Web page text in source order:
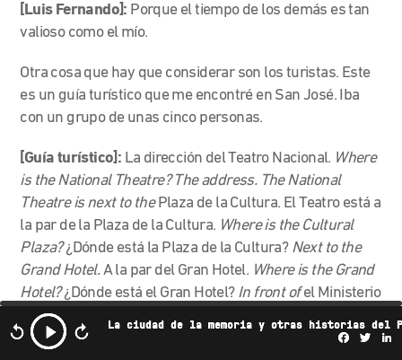
La ciudad de la memoria y otras historias del
[Luis Fernando]: Porque el tiempo de los demás es tan
valioso como el mío.
Otra cosa que hay que considerar son los turistas. Este
es un guía turístico que me encontré en San José. Iba
con un grupo de unas cinco personas.
[Guía turístico]: La dirección del Teatro Nacional. Where
is the National Theatre? The address. The National
Theatre is next to thePlaza de la Cultura. El Teatro está a
la par de la Plaza de la Cultura. Where is the Cultural
Plaza?¿Dónde está la Plaza de la Cultura? Next to the
Grand Hotel.A la par del Gran Hotel. Where is the Grand
Hotel?¿Dónde está el Gran Hotel? In front ofel Ministerio
de Hacienda
Where is the
? In front of the